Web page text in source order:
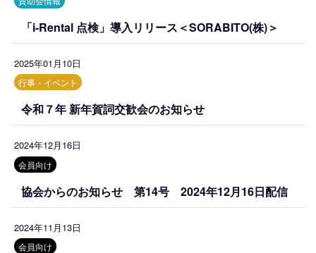
「i-Rental 点検」導入リリース＜SORABITO(株)＞
2025年01月10日
行事・イベント
令和７年 新年賀詞交歓会のお知らせ
2024年12月16日
会員向け
協会からのお知らせ 第14号 2024年12月16日配信
2024年11月13日
会員向け